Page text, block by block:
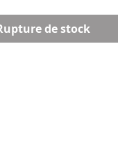
de stock
2025 inclus